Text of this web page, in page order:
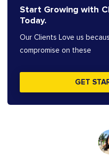
Start Growing with
Today.
Our Clients Love us
compromise on these
GET